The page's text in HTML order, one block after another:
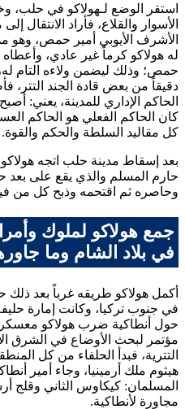
استقر الوضع لـهولاكو في حلب،
الأسوار والقلاع، فأراد
الأشرف الأيوبي أمير حمص، وهو
له هولاكو كرماً غير عادي، وأعطاه
حمص؛ وذلك ليضمن ولاءه التام
دقيقاً من بعض قادة الجند التتر،
الحاكم الإداري للمدينة، يعني:
كان الحاكم الفعلي هو الحاكم
كل مقاليد السلطة والحكم والقوة.
بعد إسقاط مدينة حلب اتجه هولاكو
وحاصره ثم اقتحمه وذبح كل من
جمع هولاكو لملوك
في بلاد الشام وما
أكمل هولاكو طريقه غرباً بعد
في جنوب تركيا، وكانت إمارة
حول أنطاكية ضرب هولاكو
مؤتمر لبحث الأوضاع في الشرق
التترية، فبدأ الحلفاء من كل
هيثوم ملك أرمينيا، وجاء أمير
المسلمان: كيكاوس الثاني وقلج
مجاورة لأنطاكية.